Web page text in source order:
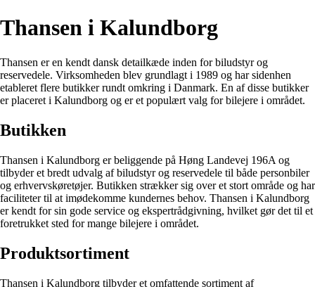
Thansen i Kalundborg
Thansen er en kendt dansk detailkæde inden for biludstyr og
reservedele. Virksomheden blev grundlagt i 1989 og har sidenhen
etableret flere butikker rundt omkring i Danmark. En af disse butikker
er placeret i Kalundborg og er et populært valg for bilejere i området.
Butikken
Thansen i Kalundborg er beliggende på Høng Landevej 196A og
tilbyder et bredt udvalg af biludstyr og reservedele til både personbiler
og erhvervskøretøjer. Butikken strækker sig over et stort område og har
faciliteter til at imødekomme kundernes behov. Thansen i Kalundborg
er kendt for sin gode service og ekspertrådgivning, hvilket gør det til et
foretrukket sted for mange bilejere i området.
Produktsortiment
Thansen i Kalundborg tilbyder et omfattende sortiment af